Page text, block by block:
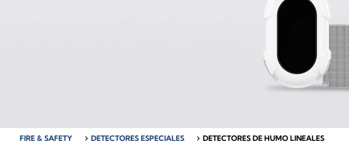
FIRE & SAFETY chevron_right DETECTORES ESPECIALES chevron_right DETECTORES DE HUMO LINEALES